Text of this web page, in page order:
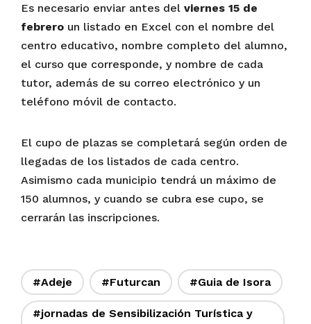
Es necesario enviar antes del viernes 15 de
febrero un listado en Excel con el nombre del
centro educativo, nombre completo del alumno,
el curso que corresponde, y nombre de cada
tutor, además de su correo electrónico y un
teléfono móvil de contacto.
El cupo de plazas se completará según orden de
llegadas de los listados de cada centro.
Asimismo cada municipio tendrá un máximo de
150 alumnos, y cuando se cubra ese cupo, se
cerrarán las inscripciones.
#Adeje #Futurcan #Guia de Isora
#jornadas de Sensibilización Turística y